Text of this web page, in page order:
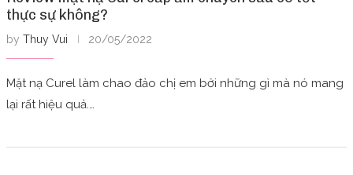
thực sự không?
by Thuy Vui 20/05/2022
Mặt nạ Curel làm chao đảo chị em bởi những gì mà nó mang
lại rất hiệu quả.…